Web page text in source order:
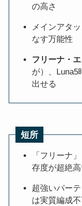
の高さ
メインアタ
なす万能性
フリーナ・
が）、Luna5
出せる
短所
「フリーナ
存度が超絶
超強いパー
は実質編成